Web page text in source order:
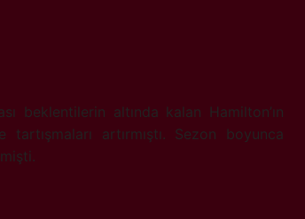
beklentilerin altında kalan Hamilton’ın
artırmıştı. Sezon boyunca